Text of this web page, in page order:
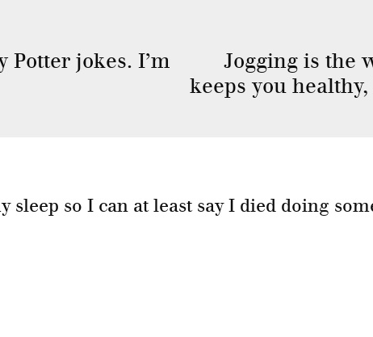
Potter jokes. I’m
Jogging is the
keeps you
sleep so I can at least say I died doing